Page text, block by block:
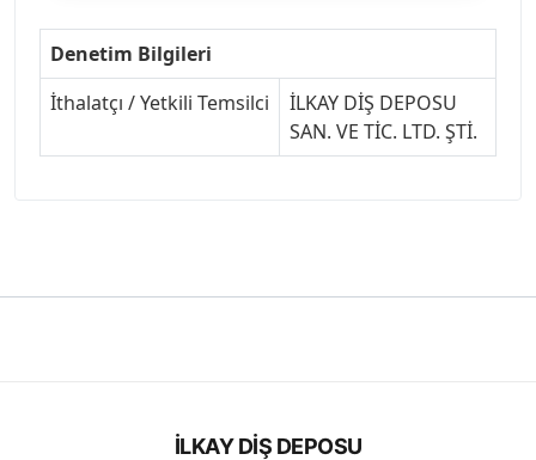
Denetim Bilgileri
İthalatçı / Yetkili Temsilci
İLKAY DİŞ DEPOSU
SAN. VE TİC. LTD. ŞTİ.
İLKAY DİŞ DEPOSU